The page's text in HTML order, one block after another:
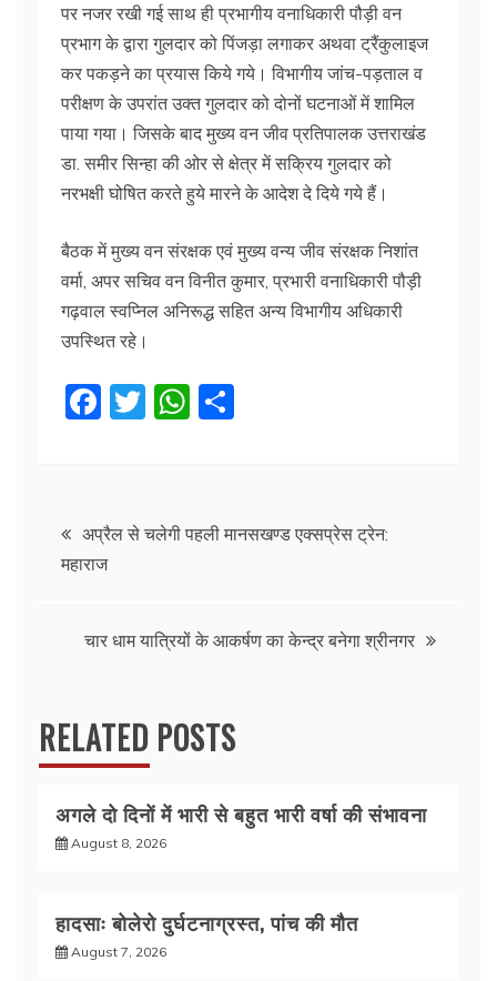
पर नजर रखी गई साथ ही प्रभागीय वनाधिकारी पौड़ी वन
प्रभाग के द्वारा गुलदार को पिंजड़ा लगाकर अथवा ट्रैंकुलाइज
कर पकड़ने का प्रयास किये गये। विभागीय जांच-पड़ताल व
परीक्षण के उपरांत उक्त गुलदार को दोनों घटनाओं में शामिल
पाया गया। जिसके बाद मुख्य वन जीव प्रतिपालक उत्तराखंड
डा. समीर सिन्हा की ओर से क्षेत्र में सक्रिय गुलदार को
नरभक्षी घोषित करते हुये मारने के आदेश दे दिये गये हैं।
बैठक में मुख्य वन संरक्षक एवं मुख्य वन्य जीव संरक्षक निशांत
वर्मा, अपर सचिव वन विनीत कुमार, प्रभारी वनाधिकारी पौड़ी
गढ़वाल स्वप्निल अनिरूद्ध सहित अन्य विभागीय अधिकारी
उपस्थित रहे।
F
b
o
k
T
W
A
Post
navigation
अप्रैल से चलेगी पहली मानसखण्ड एक्सप्रेस ट्रेन:
महाराज
चार धाम यात्रियों के आकर्षण का केन्द्र बनेगा श्रीनगर
RELATED POSTS
अगले दो दिनों में भारी से बहुत भारी वर्षा की संभावना
August 8, 2026
हादसाः बोलेरो दुर्घटनाग्रस्त, पांच की मौत
August 7, 2026